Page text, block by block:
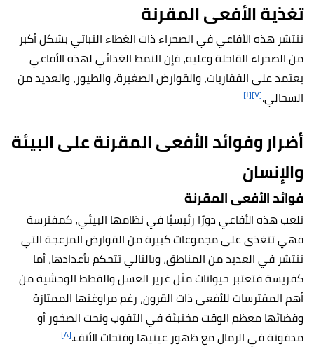
تغذية الأفعى المقرنة
تنتشر هذه الأفاعي في الصحراء ذات الغطاء النباتي بشكل أكبر
من الصحراء القاحلة وعليه، فإن النمط الغذائي لهذه الأفاعي
يعتمد على الفقاريات، والقوارض الصغيرة، والطيور، والعديد من
السحالي.[٧] [١]
أضرار وفوائد الأفعى المقرنة على البيئة
والإنسان
فوائد الأفعى المقرنة
تلعب هذه الأفاعي دورًا رئيسيًا في نظامها البيئي، كمفترسة
فهي تتغذى على مجموعات كبيرة من القوارض المزعجة التي
تنتشر في العديد من المناطق، وبالتالي تتحكم بأعدادها، أما
كفريسة فتعتبر حيوانات مثل غرير العسل والقطط الوحشية من
أهم المفترسات للأفعى ذات القرون، رغم مراوغتها الممتازة
وقضائها معظم الوقت مختبئة في الثقوب وتحت الصخور أو
مدفونة في الرمال مع ظهور عينيها وفتحات الأنف.[٨]